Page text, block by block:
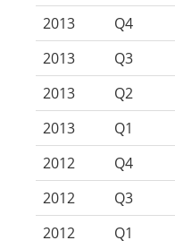
2013
Q4
2013
Q3
2013
Q2
2013
Q1
2012
Q4
2012
Q3
2012
Q1